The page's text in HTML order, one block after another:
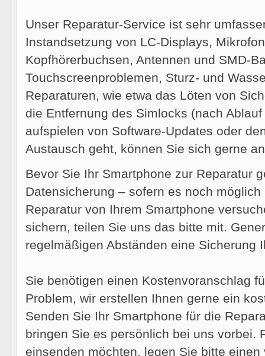
Unser Reparatur-Service ist sehr
Instandsetzung von LC-Displays,
Kopfhörerbuchsen, Antennen und SMD-
Touchscreenproblemen, Sturz- und
Reparaturen, wie etwa das Löten von
die Entfernung des Simlocks (nach
aufspielen von Software-Updates oder
Austausch geht, können Sie sich gerne
Bevor Sie Ihr Smartphone zur Reparatur
Datensicherung – sofern es noch
Reparatur von Ihrem Smartphone
sichern, teilen Sie uns das bitte mit.
regelmäßigen Abständen eine Sicherung
Sie benötigen einen Kostenvoranschlag
Problem, wir erstellen Ihnen gerne ein
Senden Sie Ihr Smartphone für die
bringen Sie es persönlich bei uns vorbei.
einsenden möchten, legen Sie bitte